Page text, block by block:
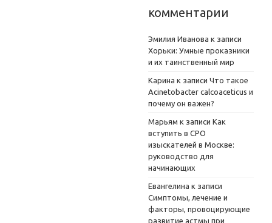
комментарии
Эмилия Иванова к записи
Хорьки: Умные проказники
и их таинственный мир
Карина к записи Что такое
Acinetobacter calcoaceticus и
почему он важен?
Марьям к записи Как
вступить в СРО
изыскателей в Москве:
руководство для
начинающих
Евангелина к записи
Симптомы, лечение и
факторы, провоцирующие
развитие астмы при